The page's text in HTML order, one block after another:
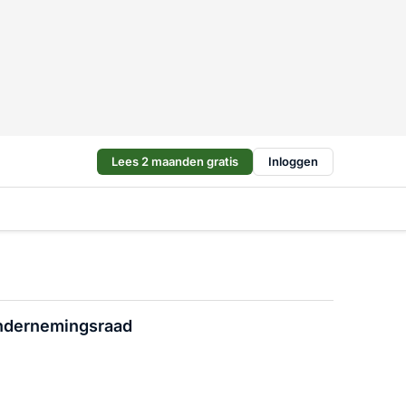
Lees 2 maanden gratis Inloggen